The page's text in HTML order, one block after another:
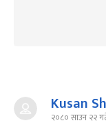
Kusan
२०८० साउन २२